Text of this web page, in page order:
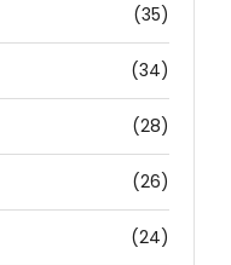
(35)
(34)
(28)
(26)
(24)